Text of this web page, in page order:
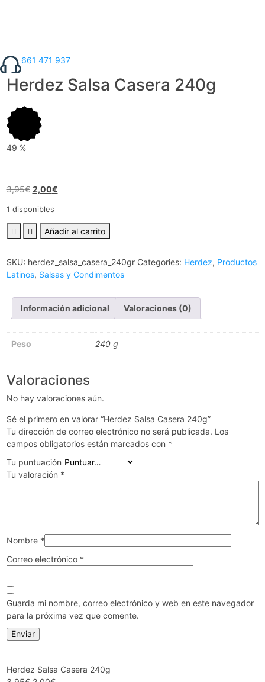
661 471 937
Herdez Salsa Casera 240g
49 %
3,95€ El
original
era:
3,95€.
2,00€El
es:
2,00€.
1 disponibles
Herdez
Salsa
240g
cantidad
Añadir al carrito
SKU: herdez_salsa_casera_240gr Categories: Herdez, Productos
Latinos, Salsas y Condimentos
Información adicional Valoraciones (0)
Peso 240 g
Valoraciones
No hay valoraciones aún.
Sé el primero en valorar “Herdez Salsa Casera 240g”
Tu dirección de correo electrónico no será publicada. Los
campos obligatorios están marcados con *
Tu puntuación
Tu valoración *
Nombre *
Correo electrónico *
Guarda mi nombre, correo electrónico y web en este navegador
para la próxima vez que comente.
Herdez Salsa Casera 240g